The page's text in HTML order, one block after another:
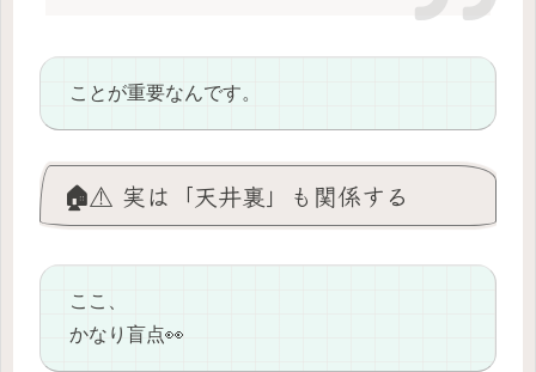
ことが重要なんです。
🏠⚠️ 実は「天井裏」も関係する
ここ、
かなり盲点👀